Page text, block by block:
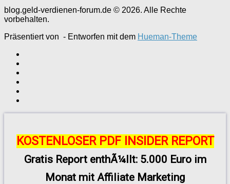
blog.geld-verdienen-forum.de © 2026. Alle Rechte
vorbehalten.
Präsentiert von - Entworfen mit dem Hueman-Theme
KOSTENLOSER PDF INSIDER REPORT
Gratis Report enthÃ¼llt: 5.000 Euro im
Monat mit Affiliate Marketing